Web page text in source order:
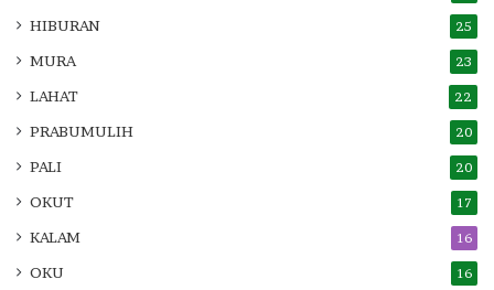
HIBURAN 25
MURA 23
LAHAT 22
PRABUMULIH 20
PALI 20
OKUT 17
KALAM 16
OKU 16